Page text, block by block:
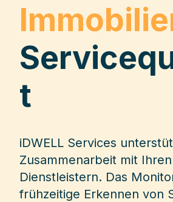
t
iDWELL Services
Zusammenarbeit mit Ihren
Dienstleistern. Das
frühzeitige Erkennen von